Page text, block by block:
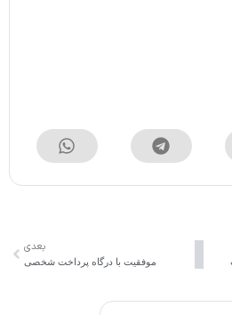
بعدی
موفقیت با درگاه پرداخت شخصی